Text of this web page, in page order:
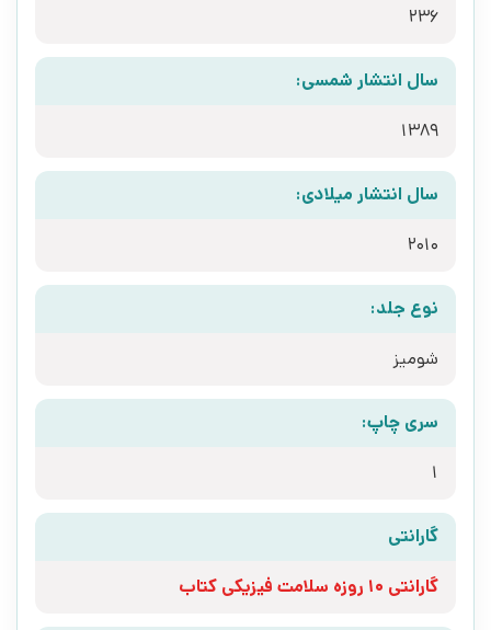
236
سال انتشار شمسی:
1389
سال انتشار میلادی:
2010
نوع جلد:
شومیز
سری چاپ:
1
گارانتی
گارانتی 10 روزه سلامت فیزیکی کتاب